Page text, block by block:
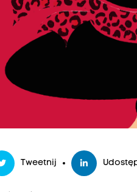
Tweetnij